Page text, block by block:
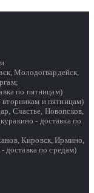
Молодогвардейск,
по пятницам)
и пятницам)
Счастье, Новопсков,
- доставка по
Кировск, Ирмино,
доставка по средам)